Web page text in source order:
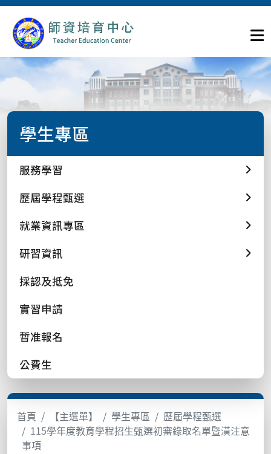
學生專區
服務學習
歷屆學程甄選
就業資訊專區
研習資訊
採認及抵免
實習申請
暫准報名
公費生
首頁 【主選單】 學生專區
歷屆學程甄選
115學年度教育學程招生甄選初審錄取名單暨潢注意
事項